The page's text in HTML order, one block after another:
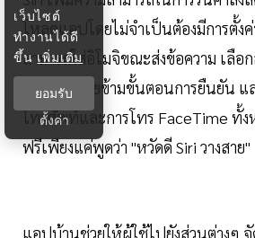
โหลดแอปโดยไม่จำเป็นต้องมีการตั้งค่
สามารถใส่อิโมจิขณะส่งข้อความ เลือ
อัตโนมัติโดยข้ามขั้นตอนการยืนยัน แ
โทรศัพท์และการโทร FaceTime ทั้
ฟรีเพียงแค่พูดว่า "หวัดดี Siri วางสาย"
แอปบ้านช่วยให้ผู้ใช้ไปยังส่วนต่างๆ
เว็บไซต์
ทำงานได้ดี
ขึ้นเพิ่มเติม
ยอมรับ
ตั้งค่า